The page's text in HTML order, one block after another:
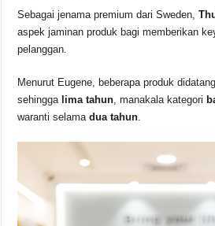
Sebagai jenama premium dari Sweden,
aspek jaminan produk bagi memberikan
pelanggan.
Menurut Eugene, beberapa produk
sehingga lima tahun , manakala kategori
waranti selamadua tahun